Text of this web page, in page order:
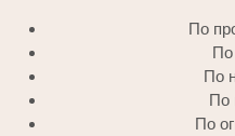
По
По
По
По